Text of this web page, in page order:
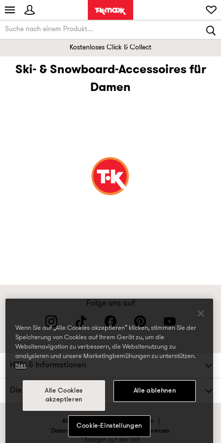
Kostenloses Click & Collect
Ski- & Snowboard-Accessoires für
Damen
Folge uns auf
Hilfe & Informationen
Die TK Maxx Familie
Allgemeine Geschäftsbedingungen
Datenschutzrichtlinien & Cookie-Präferenzen
* Bezogen auf den UVP.
Wenn Sie auf „Alle Cookies akzeptieren“ klicken, stimmen Sie der
Speicherung von Cookies auf Ihrem Gerät zu, um die
Websitenavigation zu verbessern, die Websitenutzung zu
analysieren und unsere Marketingbemühungen zu unterstützen.
hier.
Alle Cookies
akzeptieren
Alle ablehnen
Cookie-Einstellungen